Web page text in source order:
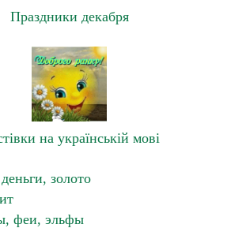
Праздники декабря
на українській мові
золото
феи, эльфы